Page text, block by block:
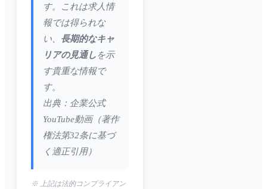
す。これは求人情
報では得られな
い、 長期的なキャ
リアの見通しを示
す貴重な情報で
す。
出典：企業公式
YouTube動画（著作
権法第32条に基づ
く適正引用）
※ 上記は法的コンプライアン